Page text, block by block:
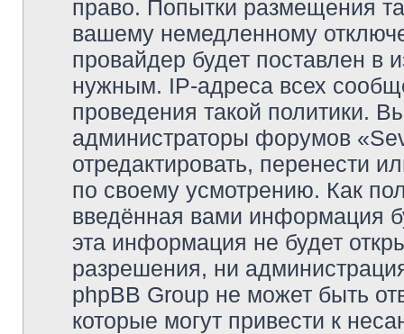
право. Попытки размещения
вашему немедленному
провайдер будет поставлен в
нужным. IP-адреса всех
проведения такой политики.
администраторы форумов
отредактировать, перенести
по своему усмотрению. Как
введённая вами информация
эта информация не будет
разрешения, ни
phpBB Group не может быть
которые могут привести к